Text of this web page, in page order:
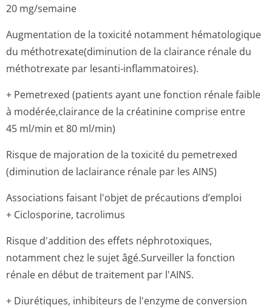
20 mg/semaine
Augmentation de la toxicité notamment hématologique
du méthotrexate(di­minution de la clairance rénale du
méthotrexate par lesanti-inflammatoires).
+ Pemetrexed (patients ayant une fonction rénale faible
à modérée,clairance de la créatinine comprise entre
45 ml/min et 80 ml/min)
Risque de majoration de la toxicité du pemetrexed
(diminution de laclairance rénale par les AINS)
Associations faisant l'objet de précautions d’emploi
+ Ciclosporine, tacrolimus
Risque d'addition des effets néphrotoxiques,
notamment chez le sujet âgé.Surveiller la fonction
rénale en début de traitement par l'AINS.
+ Diurétiques, inhibiteurs de l'enzyme de conversion